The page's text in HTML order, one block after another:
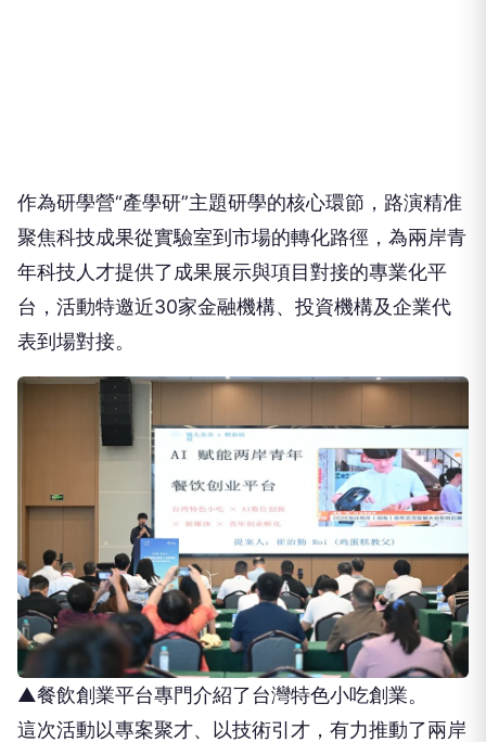
作為研學營“產學研”主題研學的核心環節，路演精准
聚焦科技成果從實驗室到市場的轉化路徑，為兩岸青
年科技人才提供了成果展示與項目對接的專業化平
台，活動特邀近30家金融機構、投資機構及企業代
表到場對接。
▲餐飲創業平台專門介紹了台灣特色小吃創業。
這次活動以專案聚才、以技術引才，有力推動了兩岸